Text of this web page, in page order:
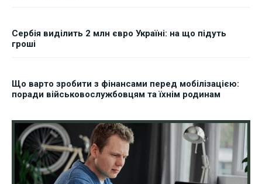
Сербія виділить 2 млн євро Україні: на що підуть
гроші
Що варто зробити з фінансами перед мобілізацією:
поради військовослужбовцям та їхнім родинам